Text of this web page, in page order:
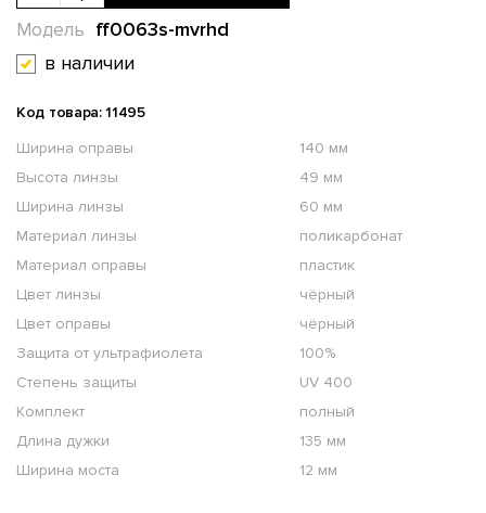
ff0063s-mvrhd
Модель
в наличии
Код товара: 11495
Ширина оправы
140 мм
Высота линзы
49 мм
Ширина линзы
60 мм
Материал линзы
поликарбонат
Материал оправы
пластик
Цвет линзы
чёрный
Цвет оправы
чёрный
Защита от ультрафиолета
100%
Степень защиты
UV 400
Комплект
полный
Длина дужки
135 мм
Ширина моста
12 мм